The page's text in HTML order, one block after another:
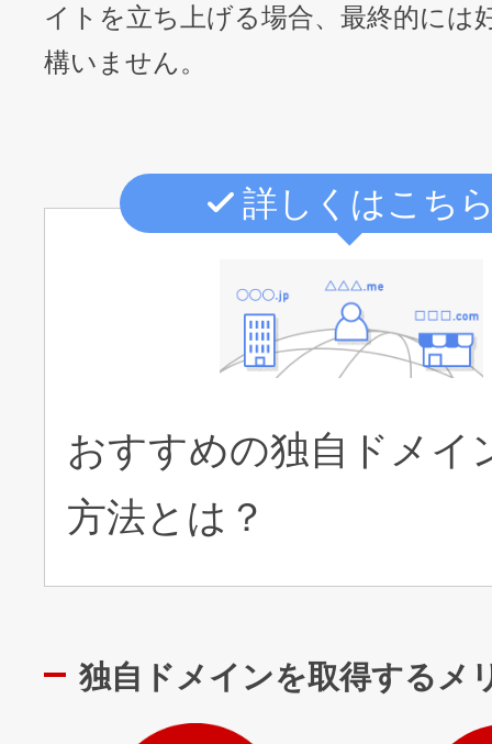
イトを立ち上げる場合、最終的には
構いません。
詳しくはこち
おすすめの独自ドメイ
方法とは？
独自ドメインを取得するメ